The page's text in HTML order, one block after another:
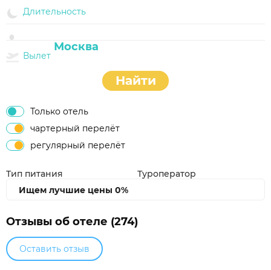
Длительность
Вылет
Найти
Только отель
чартерный перелёт
регулярный перелёт
Тип питания
Туроператор
Ищем лучшие цены 0%
Отзывы об отеле (274)
Оставить отзыв